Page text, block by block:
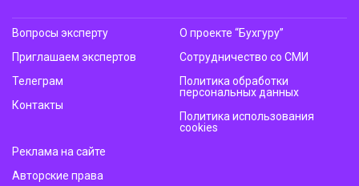
Вопросы эксперту
Приглашаем экспертов
Телеграм
Контакты
О проекте “Бухгуру”
Сотрудничество со СМИ
Политика обработки
персональных данных
Политика использования
cookies
Реклама на сайте
Авторские права